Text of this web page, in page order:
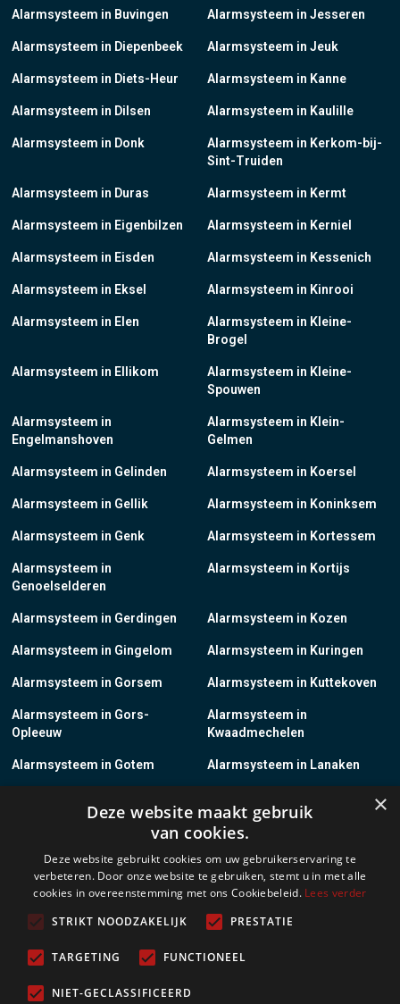
Alarmsysteem in Buvingen
Alarmsysteem in Diepenbeek
Alarmsysteem in Diets-Heur
Alarmsysteem in Dilsen
Alarmsysteem in Donk
Alarmsysteem in Duras
Alarmsysteem in Eigenbilzen
Alarmsysteem in Eisden
Alarmsysteem in Eksel
Alarmsysteem in Elen
Alarmsysteem in Ellikom
Alarmsysteem in
Engelmanshoven
Alarmsysteem in Gelinden
Alarmsysteem in Gellik
Alarmsysteem in Genk
Alarmsysteem in
Genoelselderen
Alarmsysteem in Gerdingen
Alarmsysteem in Gingelom
Alarmsysteem in Gorsem
Alarmsysteem in Gors-
Opleeuw
Alarmsysteem in Gotem
Alarmsysteem in Grote-
Brogel
Alarmsysteem in Grote-
Spouwen
Alarmsysteem in Jesseren
Alarmsysteem in Jeuk
Alarmsysteem in Kanne
Alarmsysteem in Kaulille
Alarmsysteem in Kerkom-bij-
Sint-Truiden
Alarmsysteem in Kermt
Alarmsysteem in Kerniel
Alarmsysteem in Kessenich
Alarmsysteem in Kinrooi
Alarmsysteem in Kleine-
Brogel
Alarmsysteem in Kleine-
Spouwen
Alarmsysteem in Klein-
Gelmen
Alarmsysteem in Koersel
Alarmsysteem in Koninksem
Alarmsysteem in Kortessem
Alarmsysteem in Kortijs
Alarmsysteem in Kozen
Alarmsysteem in Kuringen
Alarmsysteem in Kuttekoven
Alarmsysteem in
Kwaadmechelen
Alarmsysteem in Lanaken
Alarmsysteem in
Leopoldsburg
Alarmsysteem in Leut
×
Deze website maakt gebruik
van cookies.
Deze website gebruikt cookies om uw gebruikerservaring te
verbeteren. Door onze website te gebruiken, stemt u in met alle
cookies in overeenstemming met ons Cookiebeleid. Lees verder
STRIKT NOODZAKELIJK
PRESTATIE
TARGETING FUNCTIONEEL
NIET-GECLASSIFICEERD